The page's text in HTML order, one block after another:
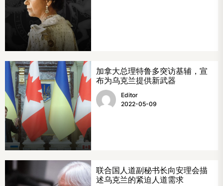
加拿大总理特鲁多突访基辅，宣
布为乌克兰提供新武器
Editor
2022-05-09
联合国人道副秘书长向安理会描
述乌克兰的紧迫人道需求